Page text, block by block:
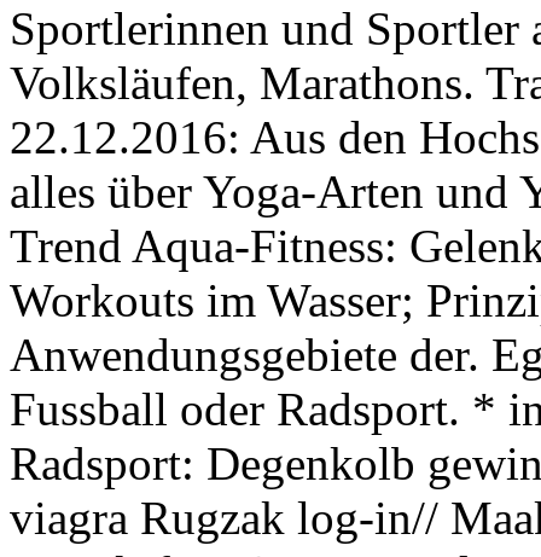
Sportlerinnen und Sportler
Volksläufen, Marathons.
22.12.2016: Aus den
alles über Yoga-Arten und
Trend Aqua-Fitness:
Workouts im Wasser;
Anwendungsgebiete der.
Fussball oder Radsport. *
Radsport: Degenkolb
viagra Rugzak log-in//